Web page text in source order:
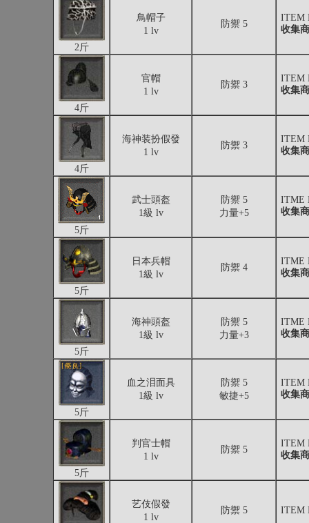
2斤
鳥帽子
1 lv
防禦 5
ITEM
收集
4斤
官帽
1 lv
防禦 3
ITEM
收集
4斤
海神装扮假發
1 lv
防禦 3
ITEM
收集
5斤
武士頭盔
1級 lv
防禦 5
力量+5
ITME
收集
5斤
日本兵帽
1級 lv
防禦 4
ITME
收集
5斤
海神頭盔
1級 lv
防禦 5
力量+3
ITME
收集
5斤
血之泪面具
1級 lv
防禦 5
敏捷+5
ITEM
收集
5斤
判官士帽
1 lv
防禦 5
ITEM
收集
艺伎假發
1 lv
防禦 5 ITEM